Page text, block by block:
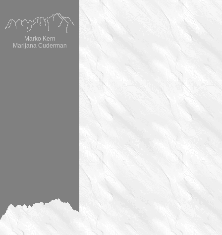
Marko Kern
Marijana Cuderman